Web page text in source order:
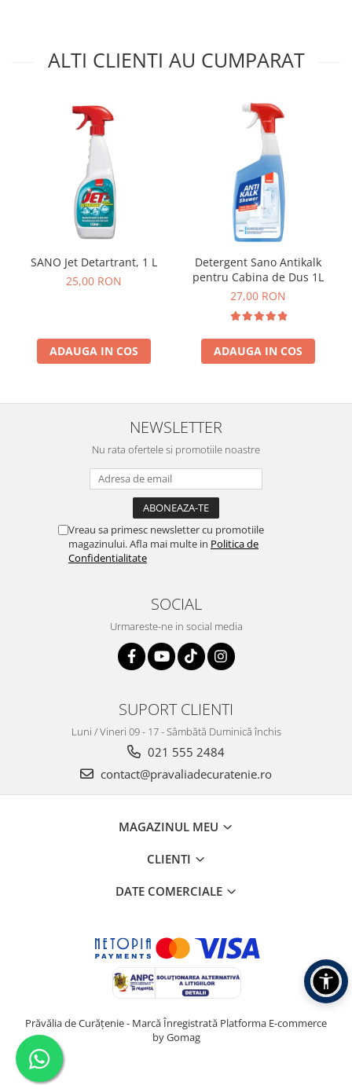
ALTI CLIENTI AU CUMPARAT
SANO Jet Detartrant, 1 L
25,00 RON
ADAUGA IN COS
Detergent Sano Antikalk
pentru Cabina de Dus 1L
27,00 RON
ADAUGA IN COS
NEWSLETTER
Nu rata ofertele si promotiile noastre
Vreau sa primesc newsletter cu promotiile
magazinului. Afla mai multe in Politica de
Confidentialitate
SOCIAL
Urmareste-ne in social media
SUPORT CLIENTI
Luni / Vineri 09 - 17 - Sâmbătă Duminică închis
021 555 2484
contact@pravaliadecuratenie.ro
MAGAZINUL MEU
CLIENTI
DATE COMERCIALE
Prăvălia de Curățenie - Marcă Înregistrată Platforma E-commerce
by Gomag